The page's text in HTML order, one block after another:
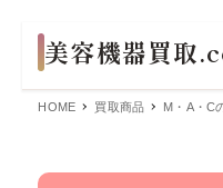
HOME 買取商品 M・A・C